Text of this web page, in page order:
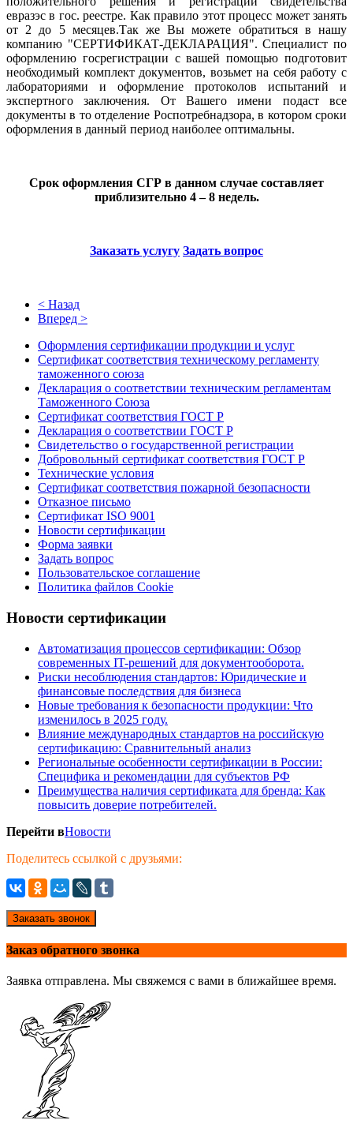
евразэс в гос. реестре. Как правило этот процесс может занять
от 2 до 5 месяцев.Так же Вы можете обратиться в нашу
компанию "СЕРТИФИКАТ-ДЕКЛАРАЦИЯ". Специалист по
оформлению госрегистрации с вашей помощью подготовит
необходимый комплект документов, возьмет на себя работу с
лабораториями и оформление протоколов испытаний и
экспертного заключения. От Вашего имени подаст все
документы в то отделение Роспотребнадзора, в котором сроки
оформления в данный период наиболее оптимальны.
Срок оформления СГР в данном случае составляет
приблизительно 4 – 8 недель.
Заказать услугу Задать вопрос
< Назад
Вперед >
Оформления сертификации продукции и услуг
Сертификат соответствия техническому регламенту
таможенного союза
Декларация о соответствии техническим регламентам
Таможенного Союза
Сертификат соответствия ГОСТ Р
Декларация о соответствии ГОСТ Р
Свидетельство о государственной регистрации
Добровольный сертификат соответствия ГОСТ Р
Технические условия
Сертификат соответствия пожарной безопасности
Отказное письмо
Сертификат ISO 9001
Новости сертификации
Форма заявки
Задать вопрос
Пользовательское соглашение
Политика файлов Cookie
Новости сертификации
Автоматизация процессов сертификации: Обзор
современных IT-решений для документооборота.
Риски несоблюдения стандартов: Юридические и
финансовые последствия для бизнеса
Новые требования к безопасности продукции: Что
изменилось в 2025 году.
Влияние международных стандартов на российскую
сертификацию: Сравнительный анализ
Региональные особенности сертификации в России:
Специфика и рекомендации для субъектов РФ
Преимущества наличия сертификата для бренда: Как
повысить доверие потребителей.
Перейти вНовости
Поделитесь ссылкой с друзьями:
Заказать звонок
Заказ обратного звонка
Заявка отправлена. Мы свяжемся с вами в ближайшее время.